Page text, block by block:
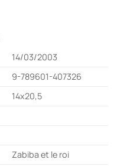
14/03/2003
9-789601-407326
14x20,5
Zabiba et le roi